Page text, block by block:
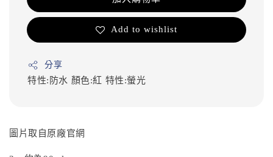
Add to wishlist
分享
特性:防水 顏色:紅 特性:螢光
圖片取自原廠官網